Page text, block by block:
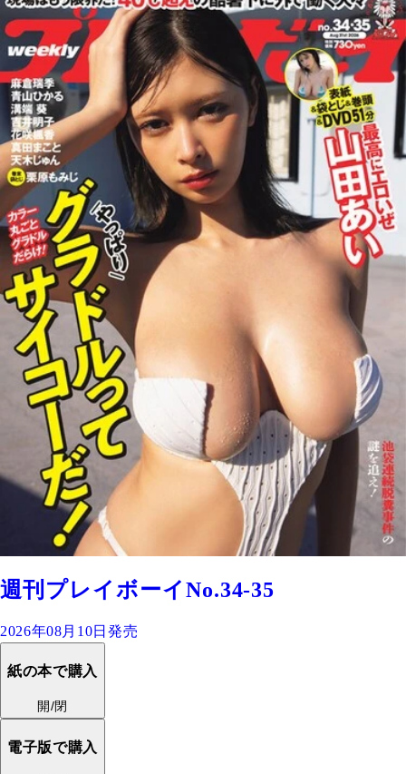
週刊プレイボーイNo.34-35
2026年08月10日発売
紙の本で購入
開/閉
電子版で購入